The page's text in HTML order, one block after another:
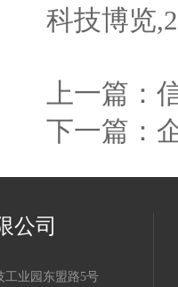
科技博览
上一篇：
下一篇：
公司
工业园东盟路5号